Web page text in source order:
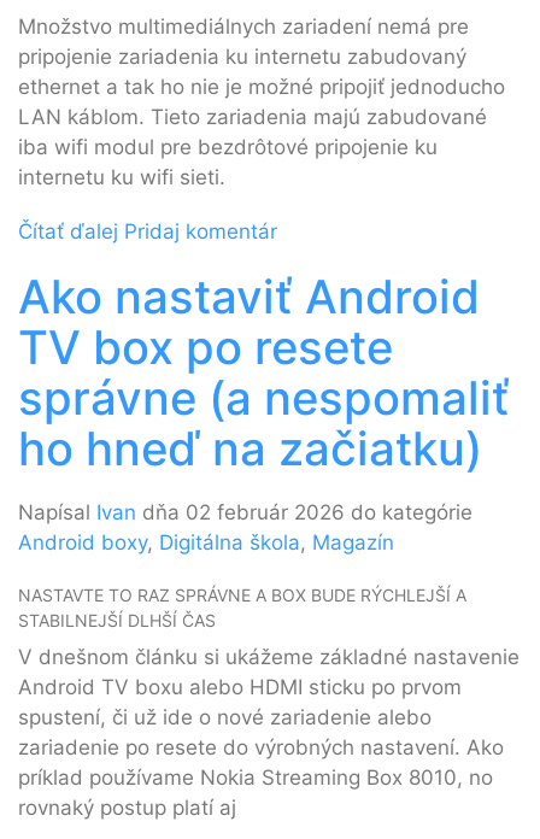
Množstvo multimediálnych zariadení nemá pre
pripojenie zariadenia ku internetu zabudovaný
ethernet a tak ho nie je možné pripojiť jednoducho
LAN káblom. Tieto zariadenia majú zabudované
iba wifi modul pre bezdrôtové pripojenie ku
internetu ku wifi sieti.
Čítať ďalej Pridaj komentár
Ako nastaviť Android
TV box po resete
správne (a nespomaliť
ho hneď na začiatku)
Napísal Ivan dňa 02 február 2026 do kategórie
Android boxy, Digitálna škola, Magazín
NASTAVTE TO RAZ SPRÁVNE A BOX BUDE RÝCHLEJŠÍ A
STABILNEJŠÍ DLHŠÍ ČAS
V dnešnom článku si ukážeme základné nastavenie
Android TV boxu alebo HDMI sticku po prvom
spustení, či už ide o nové zariadenie alebo
zariadenie po resete do výrobných nastavení. Ako
príklad používame Nokia Streaming Box 8010, no
rovnaký postup platí aj